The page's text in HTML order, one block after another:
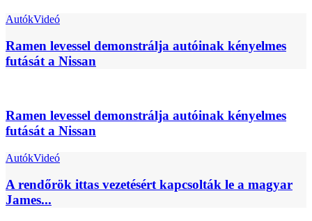
AutókVideó
Ramen levessel demonstrálja autóinak kényelmes
futását a Nissan
Ramen levessel demonstrálja autóinak kényelmes
futását a Nissan
AutókVideó
A rendőrök ittas vezetésért kapcsolták le a magyar
James...